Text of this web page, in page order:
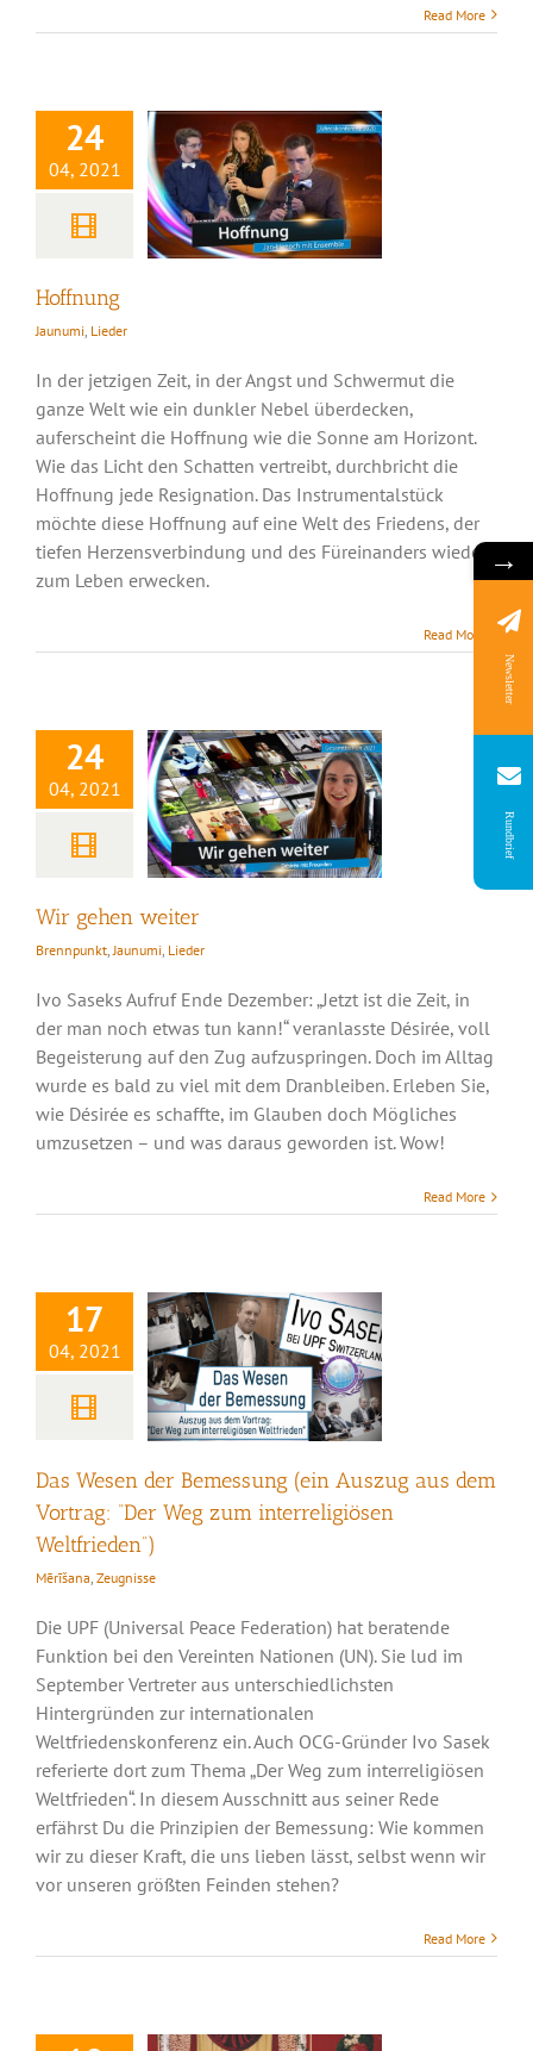
Read More
24
04, 2021
Hoffnung
Hoffnung
Jaunumi Lieder
In der jetzigen Zeit, in der Angst und Schwermut die
ganze Welt wie ein dunkler Nebel überdecken,
auferscheint die Hoffnung wie die Sonne am Horizont.
Wie das Licht den Schatten vertreibt, durchbricht die
Hoffnung jede Resignation. Das Instrumentalstück
möchte diese Hoffnung auf eine Welt des Friedens, der
tiefen Herzensverbindung und des Füreinanders wieder
zum Leben erwecken.
Read More
24
04, 2021
Wir gehen weiter
Wir gehen weiter
Brennpunkt,Jaunumi, Lieder
Ivo Saseks Aufruf Ende Dezember: „Jetzt ist die Zeit, in
der man noch etwas tun kann!“ veranlasste Désirée, voll
Begeisterung auf den Zug aufzuspringen. Doch im Alltag
wurde es bald zu viel mit dem Dranbleiben. Erleben Sie,
wie Désirée es schaffte, im Glauben doch Mögliches
umzusetzen – und was daraus geworden ist. Wow!
Read More
17
04, 2021
Das Wesen der
Weltfrieden”)
Das Wesen der Bemessung (ein Auszug aus dem
Vortrag: “Der Weg zum interreligiösen
Weltfrieden”)
Mērīšana Zeugnisse
Die UPF (Universal Peace Federation) hat beratende
Funktion bei den Vereinten Nationen (UN). Sie lud im
September Vertreter aus unterschiedlichsten
Hintergründen zur internationalen
Weltfriedenskonferenz ein. Auch OCG-Gründer Ivo Sasek
referierte dort zum Thema „Der Weg zum interreligiösen
Weltfrieden“. In diesem Ausschnitt aus seiner Rede
erfährst Du die Prinzipien der Bemessung: Wie kommen
wir zu dieser Kraft, die uns lieben lässt, selbst wenn wir
vor unseren größten Feinden stehen?
Read More
→
Newsletter
Rundbrief